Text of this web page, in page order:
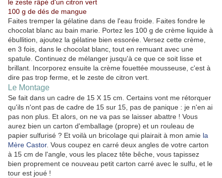
le zeste râpé d'un citron vert
100 g de dés de mangue
Faites tremper la gélatine dans de l'eau froide. Faites fondre le
chocolat blanc au bain marie. Portez les 100 g de crème liquide à
ébullition, ajoutez la gélatine bien essorée. Versez cette crème,
en 3 fois, dans le chocolat blanc, tout en remuant avec une
spatule. Continuez de mélanger jusqu'à ce que ce soit lisse et
brillant. Incorporez ensuite la crème fouettée mousseuse, c'est à
dire pas trop ferme, et le zeste de citron vert.
Le Montage
Se fait dans un cadre de 15 X 15 cm. Certains vont me rétorquer
qu'ils n'ont pas de cadre de 15 sur 15, pas de panique : je n'en ai
pas non plus. Et alors, on ne va pas se laisser abattre ! Vous
aurez bien un carton d'emballage (propre) et un rouleau de
papier sulfurisé ? Et voilà un bricolage qui plairait à mon amie la
Mère Castor. Vous coupez en carré deux angles de votre carton
à 15 cm de l'angle, vous les placez tête bêche, vous tapissez
bien proprement ce nouveau petit carton carré avec le sulfu, et le
tour est joué !